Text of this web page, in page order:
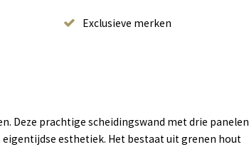
Exclusieve merken
Deze prachtige scheidingswand met drie panelen
esthetiek. Het bestaat uit grenen hout